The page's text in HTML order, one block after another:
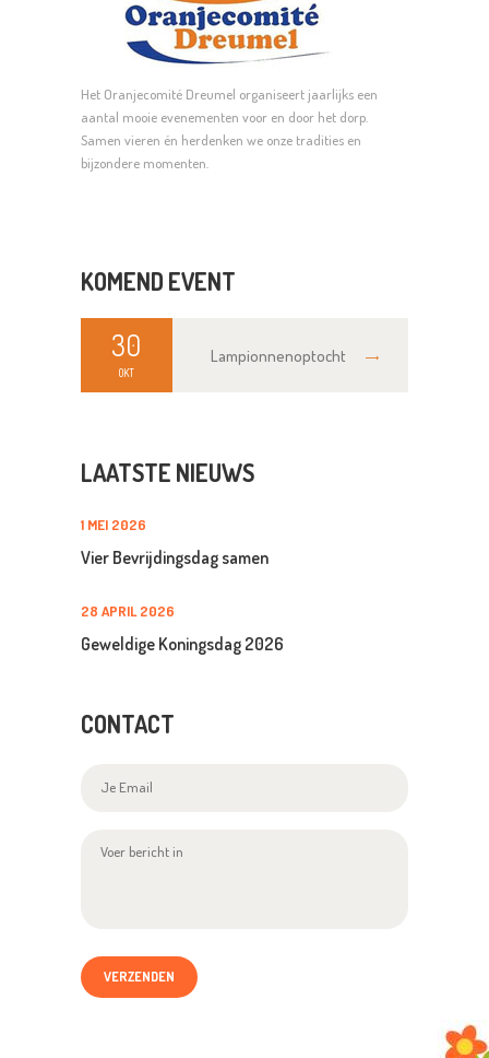
Het Oranjecomité Dreumel organiseert jaarlijks een
aantal mooie evenementen voor en door het dorp.
Samen vieren én herdenken we onze tradities en
bijzondere momenten.
KOMEND EVENT
30
OKT
Lampionnenoptocht
LAATSTE NIEUWS
1 MEI 2026
Vier Bevrijdingsdag samen
28 APRIL 2026
Geweldige Koningsdag 2026
CONTACT